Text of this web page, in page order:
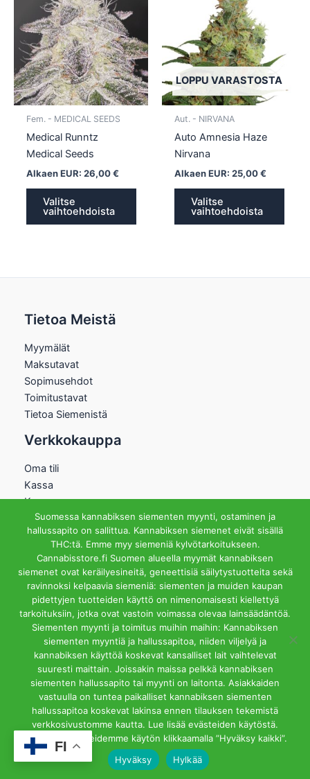
Fem. - MEDICAL SEEDS
Medical Runntz
Medical Seeds
Alkaen EUR: 26,00€
Valitse
vaihtoehdoista
muunnelma.
Voit
tehdä
valinnat
LOPPU VARASTOSTA
Aut. - NIRVANA
Auto Amnesia Haze
Nirvana
Alkaen EUR: 25,00€
Valitse
vaihtoehdoista
Tietoa Meistä
Myymälät
Maksutavat
Sopimusehdot
Toimitustavat
Tietoa Siemenistä
Verkkokauppa
Oma tili
Kassa
Kauppa
Ostoskori
Helsingin Myymälä
Aukioloajat
Ma-Pe 12-18 La 12-15
Riihipellonkuja 3, 00390
Helsinki
info@cannabisstore.fi
Cannabisstore.fi | Kannabiksen Siemeniä Verkkokaupasta ja
Kivijalkamyymälästä. Helsinki
FI
Suomessa kannabiksen siementen myynti, ostaminen ja
hallussapito on sallittua. Kannabiksen siemenet eivät sisällä
THC:tä. Emme myy siemeniä kylvötarkoitukseen.
Cannabisstore.fi Suomen alueella myymät kannabiksen
siemenet ovat keräilyesineitä, geneettisiä säilytystuotteita sekä
ravinnoksi kelpaavia siemeniä: siementen ja muiden kaupan
pidettyjen tuotteiden käyttö on nimenomaisesti kiellettyä
tarkoituksiin, jotka ovat vastoin voimassa olevaa lainsäädäntöä.
Siementen myynti ja toimitus muihin maihin: Kannabiksen
siementen myyntiä ja hallussapitoa, niiden viljelyä ja
kannabiksen käyttöä koskevat kansalliset lait vaihtelevat
suuresti maittain. Joissakin maissa pelkkä kannabiksen
siementen hallussapito tai myynti on laitonta. Asiakkaiden
vastuulla on tuntea paikalliset kannabiksen siementen
hallussapitoa koskevat lakinsa ennen tilauksen tekemistä
verkkosivustomme kautta. Lue lisää evästeiden käytöstä.
Hyväksyt evästeidemme käytön klikkaamalla ”Hyväksy kaikki”.
Hyväksy
Hylkää